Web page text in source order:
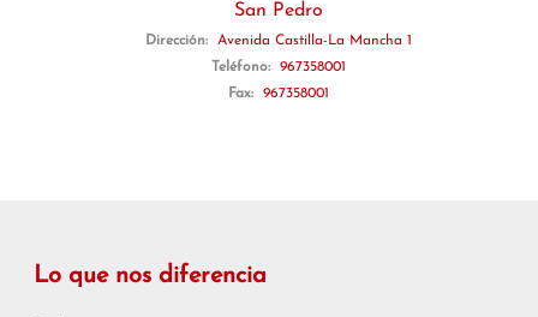
San Pedro
Dirección:
Avenida Castilla-La Mancha 1
Teléfono:
967358001
Fax:
967358001
Lo que nos diferencia